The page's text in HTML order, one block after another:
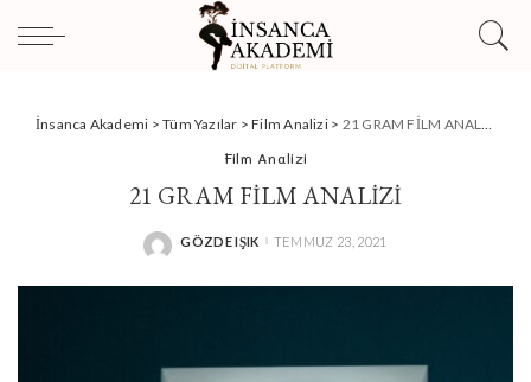
İnsanca Akademi >Tüm Yazılar >Film Analizi> 21 GRAM FİLM ANALİZİ
Film Analizi
21 GRAM FİLM ANALİZİ
POSTED
GÖZDE IŞIK TEMMUZ 23, 2021